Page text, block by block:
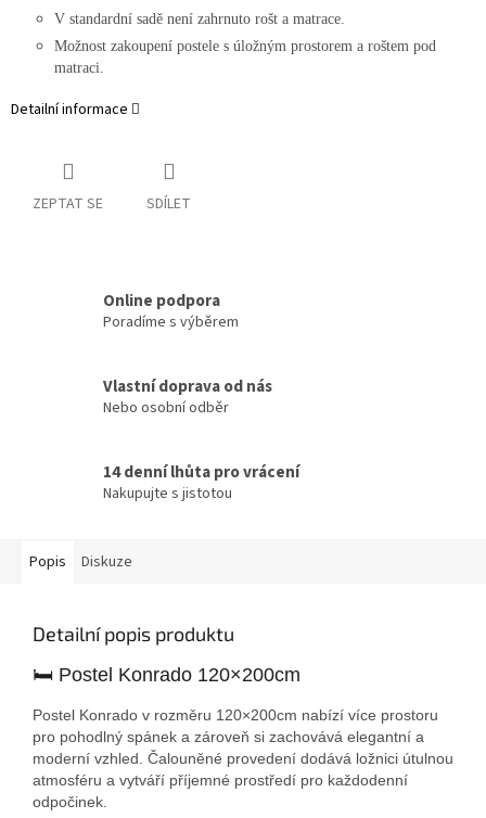
V standardní sadě není zahrnuto rošt a matrace.
Možnost zakoupení postele s úložným prostorem a roštem pod
matraci.
Detailní informace
ZEPTAT SE SDÍLET
Online podpora
Poradíme s výběrem
Vlastní doprava od nás
Nebo osobní odběr
14 denní lhůta pro vrácení
Nakupujte s jistotou
Popis Diskuze
Detailní popis produktu
🛏 Postel Konrado 120×200cm
Postel Konrado v rozměru 120×200cm nabízí více prostoru
pro pohodlný spánek a zároveň si zachovává elegantní a
moderní vzhled. Čalouněné provedení dodává ložnici útulnou
atmosféru a vytváří příjemné prostředí pro každodenní
odpočinek.